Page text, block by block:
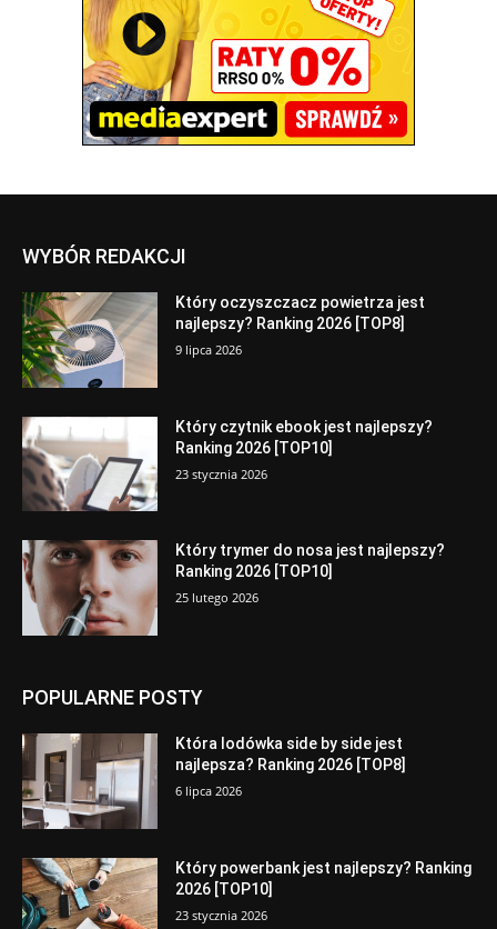
WYBÓR REDAKCJI
Który oczyszczacz powietrza jest
najlepszy? Ranking 2026 [TOP8]
9 lipca 2026
Który czytnik ebook jest najlepszy?
Ranking 2026 [TOP10]
23 stycznia 2026
Który trymer do nosa jest najlepszy?
Ranking 2026 [TOP10]
25 lutego 2026
POPULARNE POSTY
Która lodówka side by side jest
najlepsza? Ranking 2026 [TOP8]
6 lipca 2026
Który powerbank jest najlepszy? Ranking
2026 [TOP10]
23 stycznia 2026